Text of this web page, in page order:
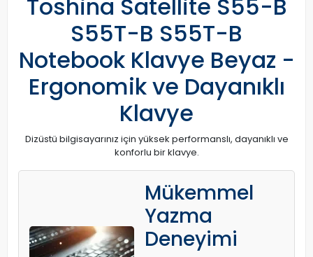
Toshina Satellite S55-B
S55T-B S55T-B
Notebook Klavye Beyaz -
Ergonomik ve Dayanıklı
Klavye
Dizüstü bilgisayarınız için yüksek performanslı, dayanıklı ve
konforlu bir klavye.
Mükemmel
Yazma
Deneyimi